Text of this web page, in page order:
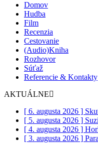
Domov
Hudba
Film
Recenzia
Cestovanie
(Audio)Kniha
Rozhovor
Súťaž
Referencie & Kontakty
AKTUÁLNE
[ 6. augusta 2026 ]
[ 5. augusta 2026 ]
[ 4. augusta 2026 ]
[ 3. augusta 2026 ]